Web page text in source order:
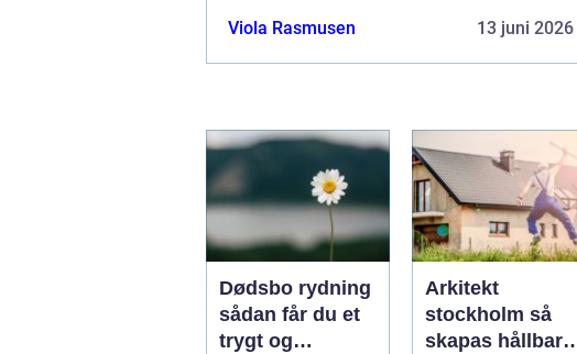
Viola Rasmusen 13 juni 2026
Dødsbo rydning
sådan får du et
trygt og
Arkitekt
stockholm så
skapas hållbar